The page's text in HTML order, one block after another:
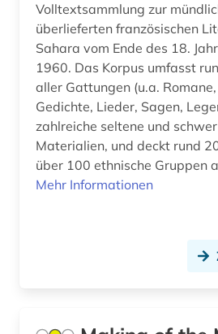
ethnologie (1)
europa (5)
europäische geschichte (2)
europäische kultur (1)
evolutionspsychologie (1)
fachinformationsdienst allgemeine und
Volltextsammlung zur
überlieferten französischen
Sahara vom Ende des 18.
1960. Das Korpus umfasst
aller Gattungen (u.a.
Gedichte, Lieder, Sagen,
zahlreiche seltene und
Materialien, und deckt rund
über 100 ethnische Gruppen
Mehr Informationen